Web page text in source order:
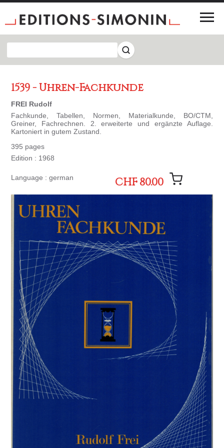
1539 - Uhren-Fachkunde
FREI Rudolf
Fachkunde, Tabellen, Normen, Materialkunde, BO/CTM,
Greiner, Fachrechnen. 2. erweiterte und ergänzte Auflage.
Kartoniert in gutem Zustand.
395 pages
Edition : 1968
Language : german CHF 80.00